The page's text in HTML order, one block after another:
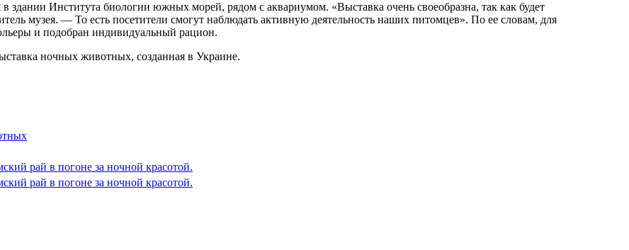
здании Института биологии южных морей, рядом с аквариумом. «Выставка очень своеобразна, так как будет
музея. — То есть посетители смогут наблюдать активную деятельность наших питомцев». По ее словам, для
и подобран индивидуальный рацион.
ночных животных, созданная в Украине.
рай в погоне за ночной красотой.
рай в погоне за ночной красотой.